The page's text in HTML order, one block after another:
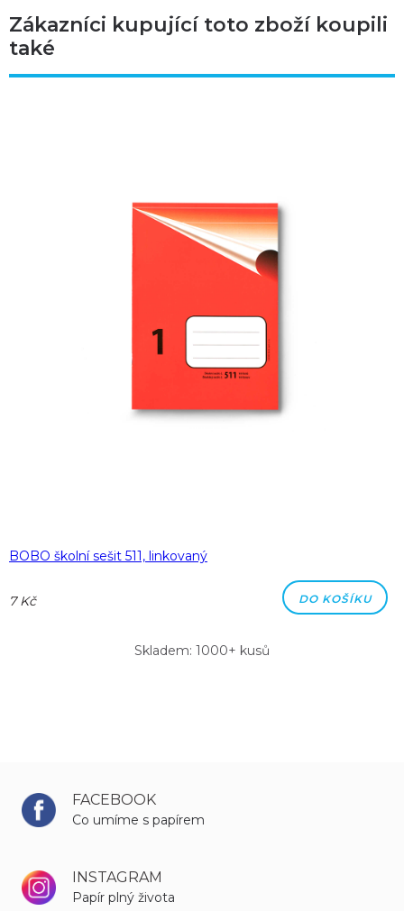
Zákazníci kupující toto zboží koupili
také
BOBO školní sešit 511, linkovaný
7 Kč DO KOŠÍKU
Skladem: 1000+ kusů
FACEBOOK
Co umíme s papírem
INSTAGRAM
Papír plný života